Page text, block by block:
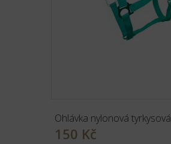
Ohlávka nylonová tyrkysová
150 Kč